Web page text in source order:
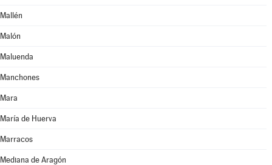
Mallén
Malón
Maluenda
Manchones
Mara
María de Huerva
Marracos
Mediana de Aragón